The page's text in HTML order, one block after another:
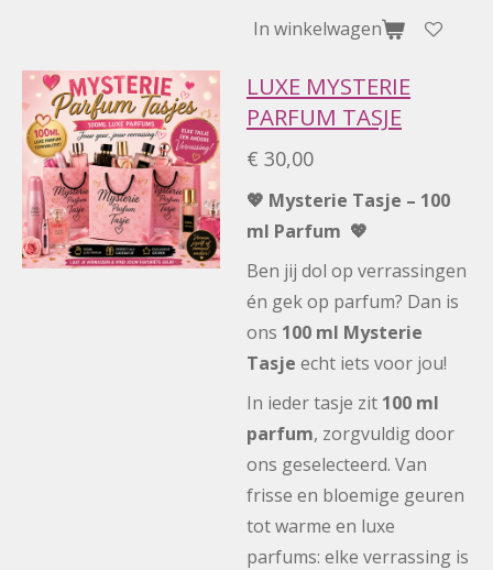
In winkelwagen
LUXE MYSTERIE
PARFUM TASJE
€ 30,00
💖 Mysterie Tasje – 100
ml Parfum 💖
Ben jij dol op verrassingen
én gek op parfum? Dan is
ons 100 ml Mysterie
Tasje echt iets voor jou!
In ieder tasje zit 100 ml
parfum, zorgvuldig door
ons geselecteerd. Van
frisse en bloemige geuren
tot warme en luxe
parfums: elke verrassing is